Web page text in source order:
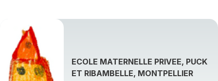
Afficher toutes les spécialités de formation »
ECOLE MATERNELLE PRIVEE, PUCK
ET RIBAMBELLE, MONTPELLIER